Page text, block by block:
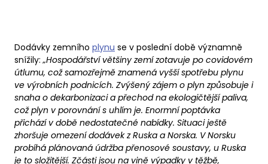
Dodávky zemního plynu se v poslední době významně
snížily: „Hospodářství většiny zemí zotavuje po covidovém
útlumu, což samozřejmě znamená vyšší spotřebu plynu
ve výrobních podnicích. Zvýšený zájem o plyn způsobuje i
snaha o dekarbonizaci a přechod na ekologičtější paliva,
což plyn v porovnání s uhlím je. Enormní poptávka
přichází v době nedostatečné nabídky. Situaci ještě
zhoršuje omezení dodávek z Ruska a Norska. V Norsku
probíhá plánovaná údržba přenosové soustavy, u Ruska
je to složitější. Zčásti jsou na vině výpadky v těžbě,